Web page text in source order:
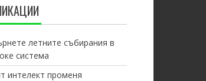
летните събирания в
система
интелект променя